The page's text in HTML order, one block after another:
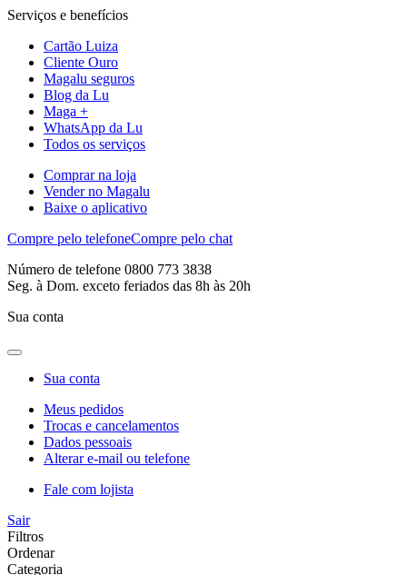
Serviços e benefícios
Cartão Luiza
Cliente Ouro
Magalu seguros
Blog da Lu
Maga +
WhatsApp da Lu
Todos os serviços
Comprar na loja
Vender no Magalu
Baixe o aplicativo
Compre pelo telefoneCompre pelo chat
Número de telefone 0800 773 3838
Seg. à Dom. exceto feriados das 8h às 20h
Sua conta
Sua conta
Meus pedidos
Trocas e cancelamentos
Dados pessoais
Alterar e-mail ou telefone
Fale com lojista
Sair
Filtros
Ordenar
Categoria